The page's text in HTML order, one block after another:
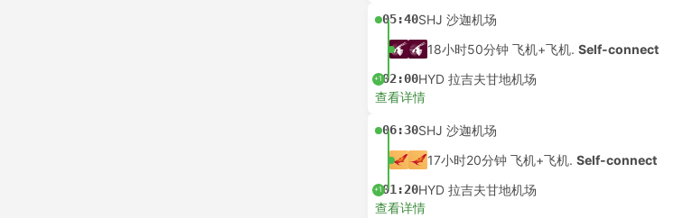
05:40SHJ 沙迦机场
18小时50分钟 飞机+飞机. Self-connect
+102:00HYD 拉吉夫甘地机场
查看详情
06:30SHJ 沙迦机场
17小时20分钟 飞机+飞机. Self-connect
+101:20HYD 拉吉夫甘地机场
查看详情